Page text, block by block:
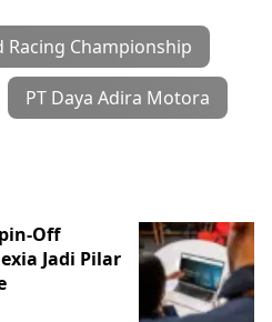
Racing Championship
PT Daya Adira Motora
Off
Jadi Pilar